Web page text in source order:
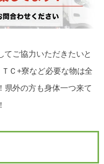
てご協力いただきたいと
Ｃ+寮など必要な物は全
県外の方も身体一つ来て